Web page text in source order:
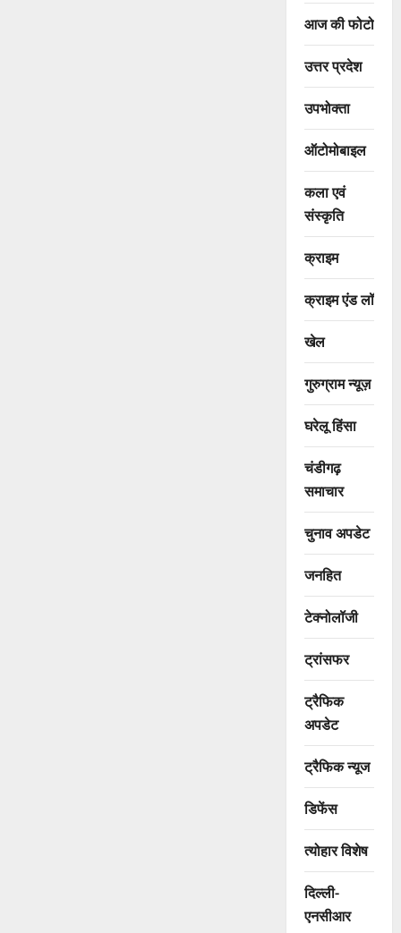
आज की फोटो
उत्तर प्रदेश
उपभोक्ता
ऑटोमोबाइल
कला एवं
संस्कृति
क्राइम
क्राइम एंड लॉ
खेल
गुरुग्राम न्यूज़
घरेलू हिंसा
चंडीगढ़
समाचार
चुनाव अपडेट
जनहित
टेक्नोलॉजी
ट्रांसफर
ट्रैफिक
अपडेट
ट्रैफिक न्यूज
डिफेंस
त्योहार विशेष
दिल्ली-
एनसीआर